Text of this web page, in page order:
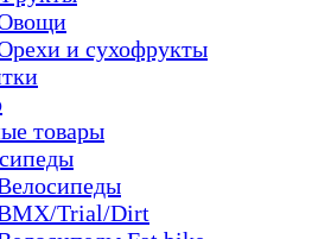
и сухофрукты
товары
Trial/Dirt